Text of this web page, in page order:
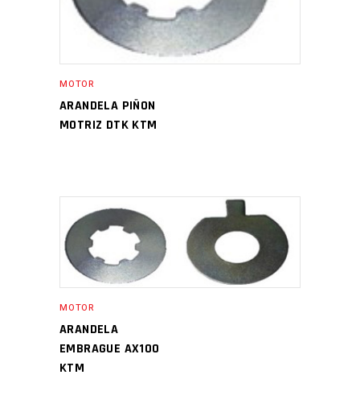
MOTOR
ARANDELA PIÑON
MOTRIZ DTK KTM
MOTOR
ARANDELA
EMBRAGUE AX100
KTM